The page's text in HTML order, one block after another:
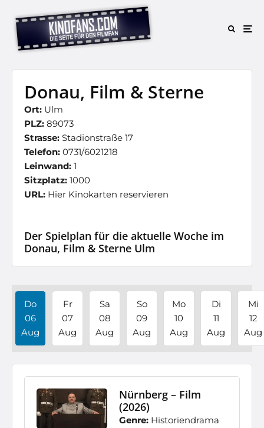
Donau, Film & Sterne
Ort: Ulm
PLZ: 89073
Strasse: Stadionstraße 17
Telefon: 0731/6021218
Leinwand: 1
Sitzplatz: 1000
URL: Hier Kinokarten reservieren
Der Spielplan für die aktuelle Woche im
Donau, Film & Sterne Ulm
Do
06
Aug
Fr
07
Aug
Sa
08
Aug
So
09
Aug
Mo
10
Aug
Di
11
Aug
Mi
12
Aug
Nürnberg – Film
(2026)
Genre: Historiendrama